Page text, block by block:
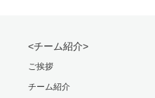
<チーム紹介>
ご挨拶
チーム紹介